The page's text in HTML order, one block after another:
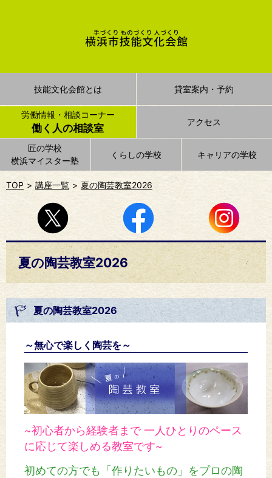
技能文化会館とは 貸室案内・予約
労働情報・相談コーナー
働く人の相談室
匠の学校
横浜マイスター塾
くらしの学校 キャリアの学校
アクセス
TOP 講座一覧 夏の陶芸教室2026
夏の陶芸教室2026
夏の陶芸教室2026
～無心で楽しく陶芸を～
~初心者から経験者まで 一人ひとりのペース
に応じて楽しめる教室です~
初めての方でも「作りたいもの」をプロの陶